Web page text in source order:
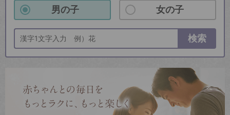
男の子 女の子
検索